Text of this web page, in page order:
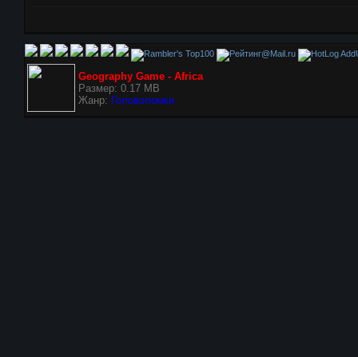
Geography Game - Africa
Размер: 0.17 MB
Жанр: Головоломки